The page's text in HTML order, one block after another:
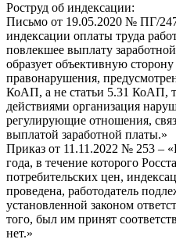
Роструд об индексации:
Письмо от 19.05.2020 № ПГ/
индексации оплаты труда
повлекшее выплату
образует объективную
правонарушения,
КоАП, а не статьи 5.31 КоАП,
действиями организация
регулирующие отношения,
выплатой заработной платы.»
Приказ от 11.11.2022 № 253 –
года, в течение которого
потребительских цен,
проведена, работодатель
установленной законом
того, был им принят
нет.»